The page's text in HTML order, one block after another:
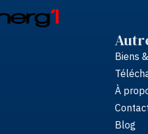
Biens
À
Blog